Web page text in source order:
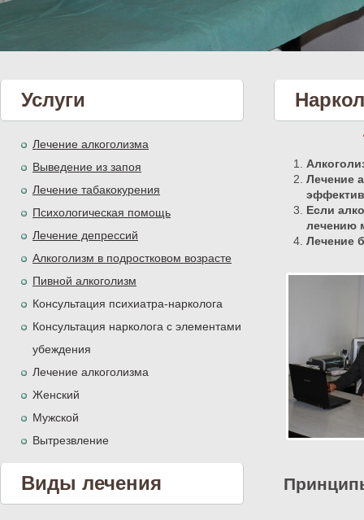
Услуги
Лечение алкоголизма
Выведение из запоя
Лечение табакокурения
Психологическая помощь
Лечение депрессий
Алкоголизм в подростковом возрасте
Пивной алкоголизм
Консультация психиатра-нарколога
Консультация нарколога с элементами
убеждения
Лечение алкоголизма
Женский
Мужской
Вытрезвление
Виды лечения
Лечение
Если
лечению
Лечение